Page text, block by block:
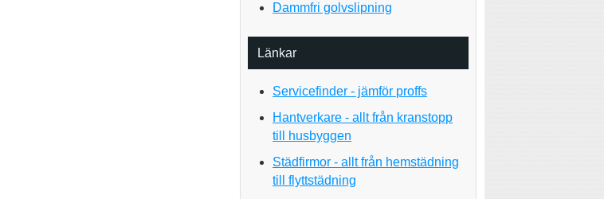
Dammfri golvslipning
Länkar
Servicefinder - jämför proffs
Hantverkare - allt från kranstopp
till husbyggen
Städfirmor - allt från hemstädning
till flyttstädning